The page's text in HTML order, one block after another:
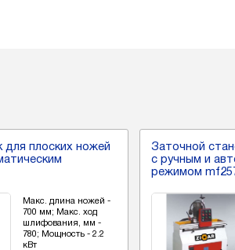
для плоских ножей
Макс. длина ножей -
700 мм; Макс. ход
шлифования, мм -
780; Мощность - 2.2
кВт
Заточной
с ручным и
режимом